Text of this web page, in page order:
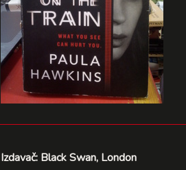
Izdavač: Black Swan, London